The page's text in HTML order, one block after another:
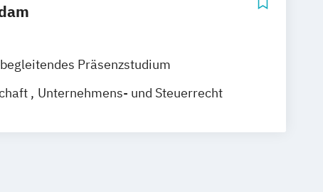
Präsenzstudium
Unternehmens- und Steuerrecht